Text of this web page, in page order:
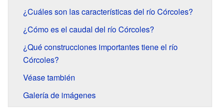
¿Cuáles son las características del río Córcoles?
¿Cómo es el caudal del río Córcoles?
¿Qué construcciones importantes tiene el río
Córcoles?
Véase también
Galería de imágenes